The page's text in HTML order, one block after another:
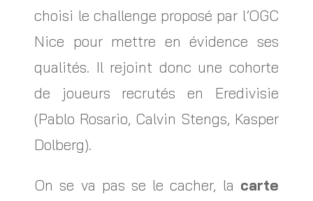
choisi le challenge proposé par l’OGC
Nice pour mettre en évidence ses
qualités. Il rejoint donc une cohorte
de joueurs recrutés en Eredivisie
(Pablo Rosario, Calvin Stengs, Kasper
Dolberg).
On se va pas se le cacher, la carte